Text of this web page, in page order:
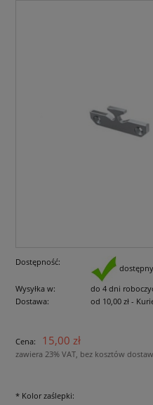
Dostępność:
Wysyłka w:
do 4 dni
Dostawa:
od 10,00 zł -
Cena nie zawiera
Cena: 15,00 zł
zawiera 23% VAT, bez kosztów
* Kolor zaślepki: